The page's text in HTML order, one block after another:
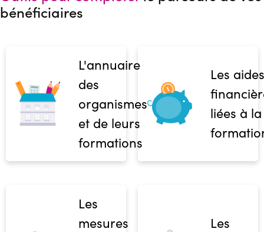
bénéficiaires
L'annuaire
des
organismes
et de leurs
formations
Les aides
liées à la
Les
mesures
Les